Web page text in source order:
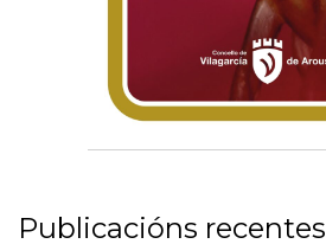
Publicacións recentes